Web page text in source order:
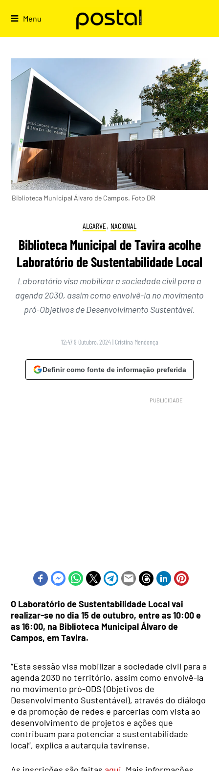
Menu
Biblioteca Municipal Álvaro de Campos. Foto DR
ALGARVE, NACIONAL
Biblioteca Municipal de Tavira acolhe
Laboratório de Sustentabilidade Local
Laboratório visa mobilizar a sociedade civil para a
agenda 2030, assim como envolvê-la no movimento
pró-Objetivos de Desenvolvimento Sustentável.
12:47 9 Outubro, 2024 | Cristina Mendonça
Definir como fonte de informação preferida
O Laboratório de Sustentabilidade Local vai
realizar-se no dia 15 de outubro, entre as 10:00 e
as 16:00, na Biblioteca Municipal Álvaro de
Campos, em Tavira.
“Esta sessão visa mobilizar a sociedade civil para a
agenda 2030 no território, assim como envolvê-la
no movimento pró-ODS (Objetivos de
Desenvolvimento Sustentável), através do diálogo
e da promoção de redes e parcerias com vista ao
desenvolvimento de projetos e ações que
contribuam para potenciar a sustentabilidade
local”, explica a autarquia tavirense.